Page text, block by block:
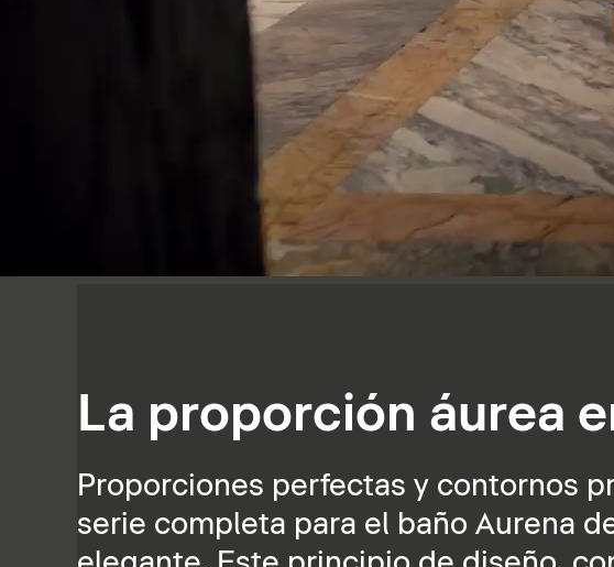
La proporción áurea
Proporciones perfectas y contornos
serie completa para el baño Aurena